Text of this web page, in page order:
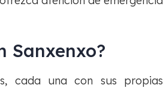
Sanxenxo?
cada una con sus propias